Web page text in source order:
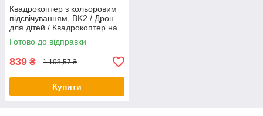
Квадрокоптер з кольоровим
підсвічуванням, BK2 / Дрон
для дітей / Квадрокоптер на
пульті керування / Коптер для
дітей
Готово до відправки
839 ₴ 1 198,57 ₴
Купити